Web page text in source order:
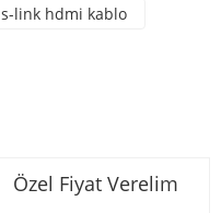
s-link hdmi kablo
Özel Fiyat Verelim